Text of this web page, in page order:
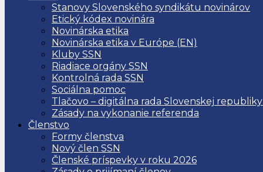
Stanovy Slovenského syndikátu novinárov
Etický kódex novinára
Novinárska etika
Novinárska etika v Európe (EN)
Kluby SSN
Riadiace orgány SSN
Kontrolná rada SSN
Sociálna pomoc
Tlačovo – digitálna rada Slovenskej republiky
Zásady na vykonanie referenda
Členstvo
Formy členstva
Nový člen SSN
Členské príspevky v roku 2026